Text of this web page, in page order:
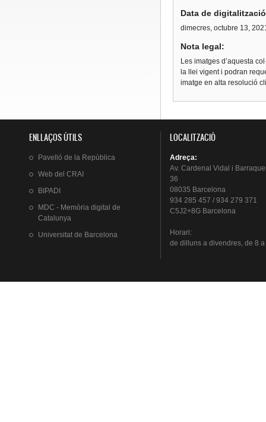
Data de
dimecres, octubre 13,
Nota legal:
Les imatges d’aquesta
la llei vigent i podran
imatge en alta resolució
ENLLAÇOS ÚTILS
Pavelló de la República
Web del CRAI
BIPADI
MDC - Memòria digital de
Catalunya
Universitat de Barcelona
LOCALITZACIÓ
Adreça:
Av. Cardenal Vidal i
36
08035 Barcelona
934 285 457 / 934 279 371
C5J2+8G Barcelona
Horari:
de dillunsa divendres, de 8